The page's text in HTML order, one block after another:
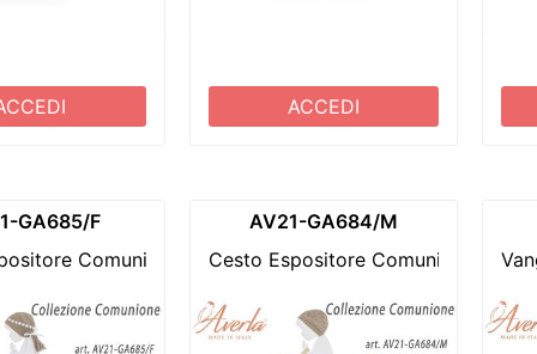
ACCEDI
GA685/F
Comunione Bimba In Polisterolo Decorato
AV21-GA684/M
Cesto Espositore Comunione